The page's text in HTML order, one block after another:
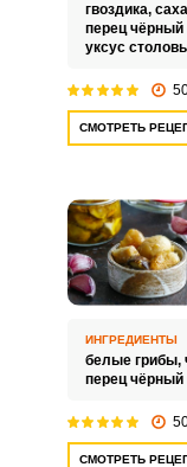
гвоздика,
перец чёрный
уксус
СМОТРЕТЬ
ИНГРЕДИЕНТЫ
белые грибы,
перец
СМОТРЕТЬ